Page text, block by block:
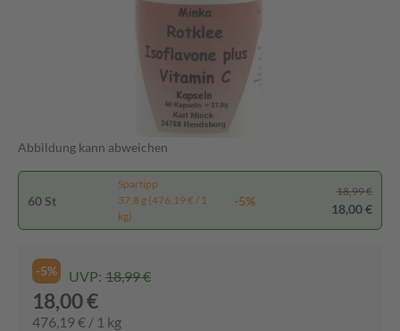
Abbildung kann abweichen
60 St
Spartipp
37,8 g (476,19 € / 1
kg)
-5%
18,99 €
18,00 €
-5% UVP: 18,99 €
18,00 €
476,19 € / 1 kg